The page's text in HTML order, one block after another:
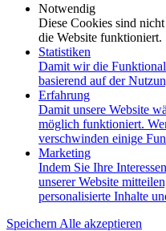
Notwendig
Diese Cookies sind
die Website funktioniert.
Statistiken
Damit wir die
basierend auf der
Erfahrung
Damit unsere Website
möglich funktioniert.
verschwinden einige
Marketing
Indem Sie Ihre
unserer Website
personalisierte Inhalte
Speichern Alle akzeptieren